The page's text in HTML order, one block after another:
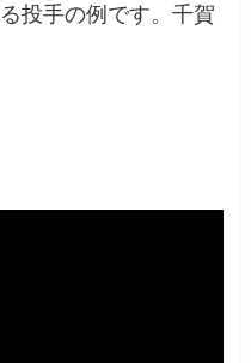
投手の例です。千賀